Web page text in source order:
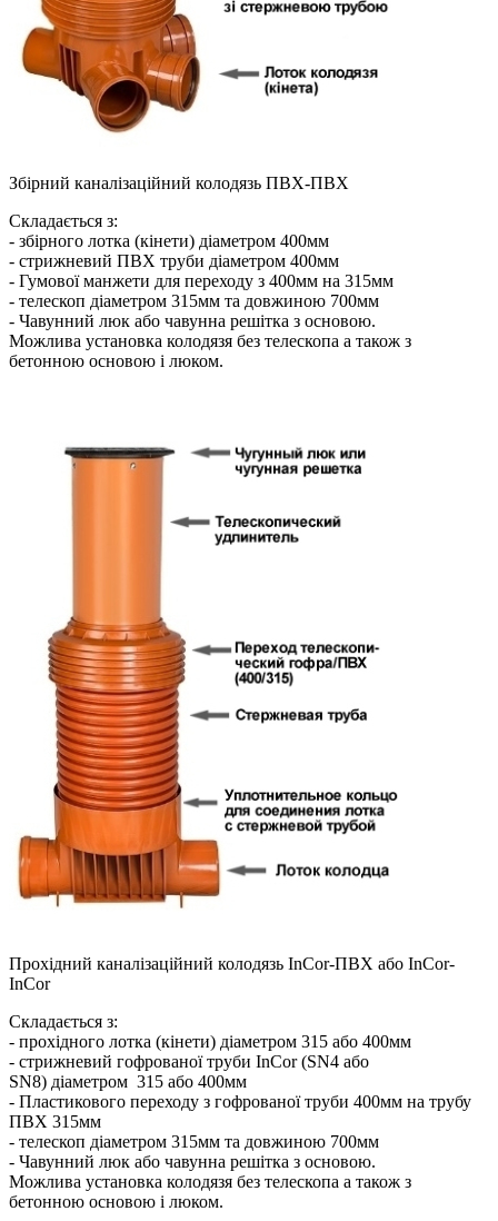
Збірний каналізаційний колодязь ПВХ-ПВХ
Складається з:
- збірного лотка (кінети) діаметром 400мм
- стрижневий ПВХ труби діаметром 400мм
- Гумової манжети для переходу з 400мм на 315мм
- телескоп діаметром 315мм та довжиною 700мм
- Чавунний люк або чавунна решітка з основою.
Можлива установка колодязя без телескопа а також з
бетонною основою і люком.
Прохідний каналізаційний колодязь InCor-ПВХ або InCor-
InCor
Складається з:
- прохідного лотка (кінети) діаметром 315 або 400мм
- стрижневий гофрованої труби InCor (SN4 або
SN8) діаметром 315 або 400мм
- Пластикового переходу з гофрованої труби 400мм на трубу
ПВХ 315мм
- телескоп діаметром 315мм та довжиною 700мм
- Чавунний люк або чавунна решітка з основою.
Можлива установка колодязя без телескопа а також з
бетонною основою і люком.